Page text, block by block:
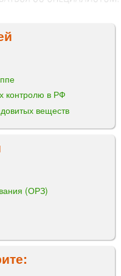
контролю в РФ
веществ
(ОРЗ)